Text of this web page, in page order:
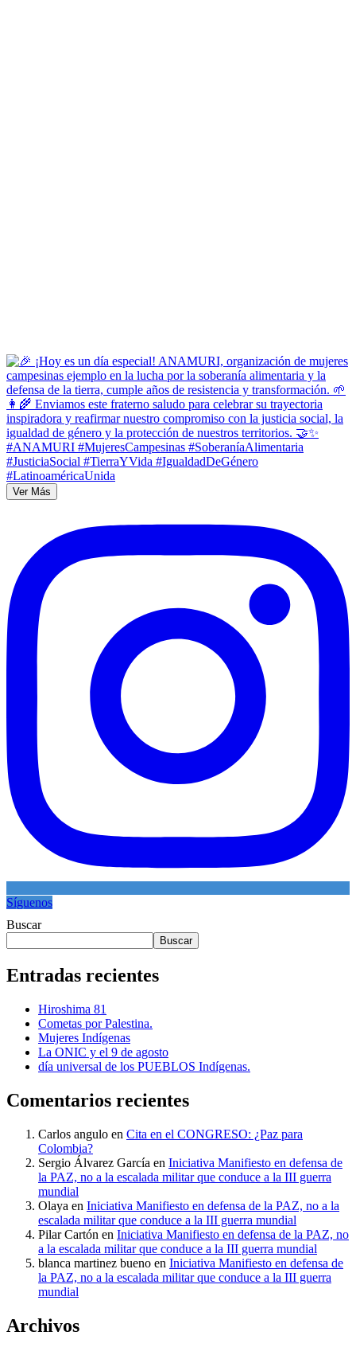
Ver Más
Síguenos
Buscar
Buscar
Entradas recientes
Hiroshima 81
Cometas por Palestina.
Mujeres Indígenas
La ONIC y el 9 de agosto
día universal de los PUEBLOS Indígenas.
Comentarios recientes
Carlos angulo en Cita en el CONGRESO: ¿Paz para
Colombia?
Sergio Álvarez García en Iniciativa Manifiesto en defensa de
la PAZ, no a la escalada militar que conduce a la III guerra
mundial
Olaya en Iniciativa Manifiesto en defensa de la PAZ, no a la
escalada militar que conduce a la III guerra mundial
Pilar Cartón en Iniciativa Manifiesto en defensa de la PAZ, no
a la escalada militar que conduce a la III guerra mundial
blanca martinez bueno en Iniciativa Manifiesto en defensa de
la PAZ, no a la escalada militar que conduce a la III guerra
mundial
Archivos